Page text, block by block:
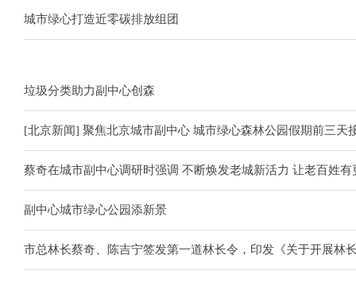
城市绿心打造近零碳排放组团
垃圾分类助力副中心创森
[北京新闻] 聚焦北京城市副中心 城市绿心森林公园假期前三天
蔡奇在城市副中心调研时强调 不断焕发老城新活力 让老百姓
副中心城市绿心公园添新景
市总林长蔡奇、陈吉宁签发第一道林长令，印发《关于开展林